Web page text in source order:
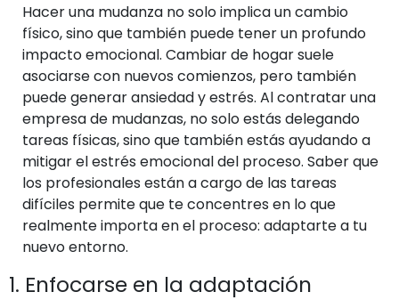
Hacer una mudanza no solo implica un cambio
físico, sino que también puede tener un profundo
impacto emocional. Cambiar de hogar suele
asociarse con nuevos comienzos, pero también
puede generar ansiedad y estrés. Al contratar una
empresa de mudanzas, no solo estás delegando
tareas físicas, sino que también estás ayudando a
mitigar el estrés emocional del proceso. Saber que
los profesionales están a cargo de las tareas
difíciles permite que te concentres en lo que
realmente importa en el proceso: adaptarte a tu
nuevo entorno.
1. Enfocarse en la adaptación